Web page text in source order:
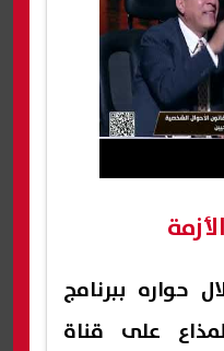
حواره ببرنامج
على قناة